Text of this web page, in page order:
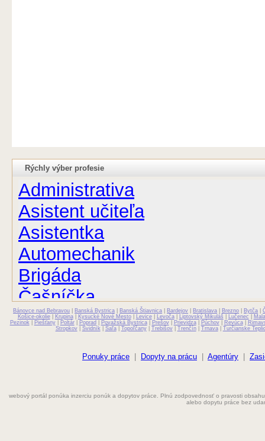
Rýchly výber profesie
Administrativa
Asistent učiteľa
Asistentka
Automechanik
Brigáda
Čašníčka
Čašník
Farmaceut
Grafik
Bánovce nad Bebravou Banská Bystrica Banská Štiavnica Bardejov Bratislava Brezno Bytča |
Košice-okolie| Krupina| Kysucké Nové Mesto| Levice| Levoča| Liptovský Mikuláš Lučenec
Pezinok
Piešťany| Poltár| Poprad Považská Bystrica| Prešov| Prievidza| Púchov| Revúca|
Stropkov| Svidník Šaľa| Topoľčany| Trebišov| Trenčín| Trnava| Turčianske
Ponuky práce Dopyty na prácu Agentúry
webový portál ponúka inzerciu ponúk a dopytov práce. Plnú zodpovednosť o pravosti
alebo dopytu práce bez